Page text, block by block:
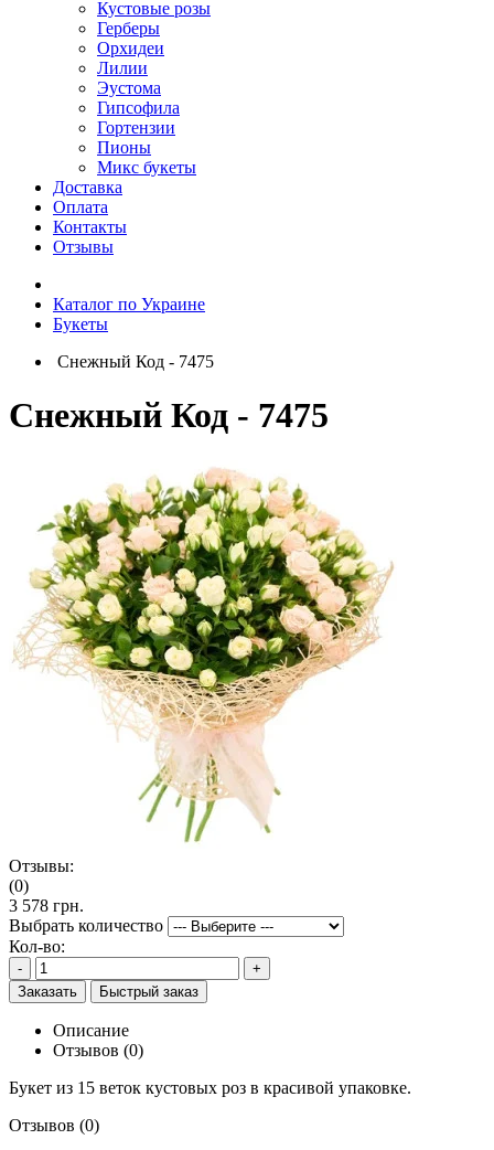
Кустовые розы
Герберы
Орхидеи
Лилии
Эустома
Гипсофила
Гортензии
Пионы
Микс букеты
Доставка
Оплата
Контакты
Отзывы
Каталог по Украине
Букеты
Снежный Код - 7475
Снежный Код - 7475
Отзывы:
(0)
3 578 грн.
Выбрать количество
Кол-во:
-
+
Заказать
Быстрый заказ
Описание
Отзывов (0)
Букет из 15 веток кустовых роз в красивой упаковке.
Отзывов (0)